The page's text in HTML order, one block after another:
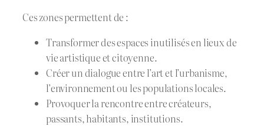
Ces zones permettent de :
Transformer des espaces inutilisés en lieux de
vie artistique et citoyenne.
Créer un dialogue entre l’art et l’urbanisme,
l’environnement ou les populations locales.
Provoquer la rencontre entre créateurs,
passants, habitants, institutions.